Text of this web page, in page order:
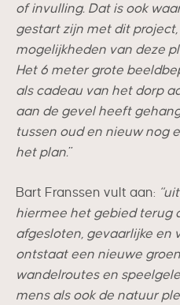
of invulling. Dat is ook
gestart zijn met dit
mogelijkheden van deze
Het 6 meter grote
als cadeau van het dorp
aan de gevel heeft
tussen oud en nieuw nog
het plan.”
Bart Franssen vult aan:
hiermee het gebied terug
afgesloten, gevaarlijke en
ontstaat een nieuwe
wandelroutes en
mens als ook de natuur